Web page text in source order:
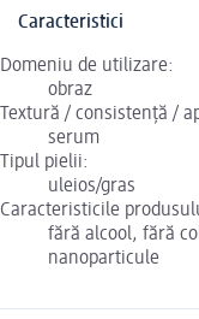
Caracteristici
Domeniu de utilizare:
obraz
Textură / consistență /
serum
Tipul pielii:
uleios/gras
Caracteristicile
fără alcool, fără
nanoparticule